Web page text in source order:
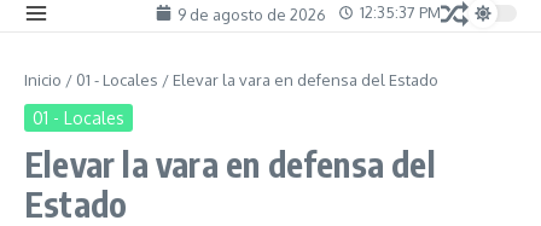
9 de agosto de 2026 12:35:37 PM
Inicio / 01 - Locales / Elevar la vara en defensa del Estado
01 - Locales
Elevar la vara en defensa del
Estado